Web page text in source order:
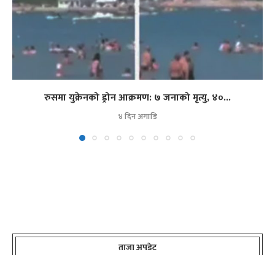
रुसमा युक्रेनको ड्रोन आक्रमण: ७ जनाको मृत्यु, ४०...
४ दिन अगाडि
ताजा अपडेट